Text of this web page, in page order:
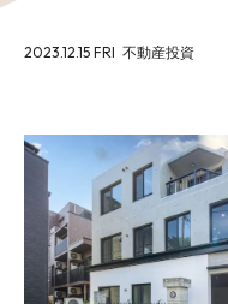
2023.12.15 FRI 不動産投資